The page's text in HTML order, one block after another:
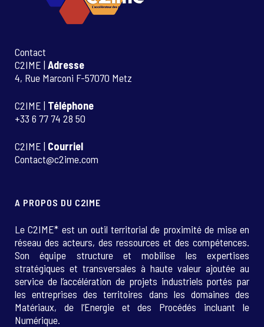
Contact
C2IME | Adresse
4, Rue Marconi F-57070 Metz
C2IME | Téléphone
+33 6 77 74 28 50
C2IME | Courriel
Contact@c2ime.com
A PROPOS DU C2IME
Le C2IME* est un outil territorial de proximité de mise en
réseau des acteurs, des ressources et des compétences.
Son équipe structure et mobilise les expertises
stratégiques et transversales à haute valeur ajoutée au
service de l’accélération de projets industriels portés par
les entreprises des territoires dans les domaines des
Matériaux, de l’Energie et des Procédés incluant le
Numérique.